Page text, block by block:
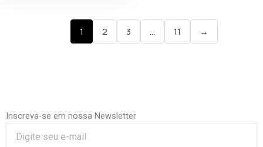
1 2 3 … 11 →
Inscreva-se em nossa Newsletter